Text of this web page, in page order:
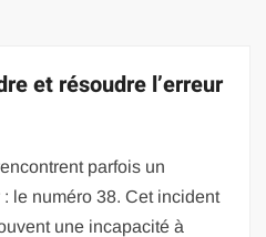
et résoudre l’erreur
parfois un
: le numéro 38. Cet incident
une incapacité à